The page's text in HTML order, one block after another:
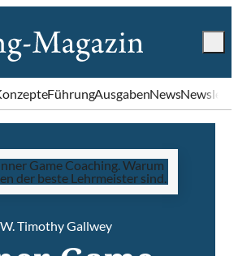
FührungAusgabenNews
W. Timothy Gallwey